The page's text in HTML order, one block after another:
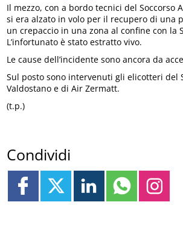
Il mezzo, con a bordo tecnici del Soccorso
si era alzato in volo per il recupero di una
un crepaccio in una zona al confine con la
L’infortunato è stato estratto vivo.
Le cause dell’incidente sono ancora da
Sul posto sono intervenuti gli elicotteri del
Valdostano e di Air Zermatt.
(t.p.)
Condividi